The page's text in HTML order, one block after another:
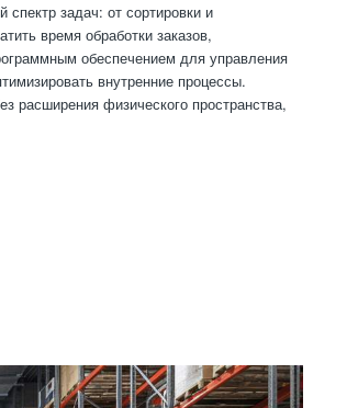
задач: от сортировки и
время обработки заказов,
обеспечением для управления
внутренние процессы.
расширения физического пространства,